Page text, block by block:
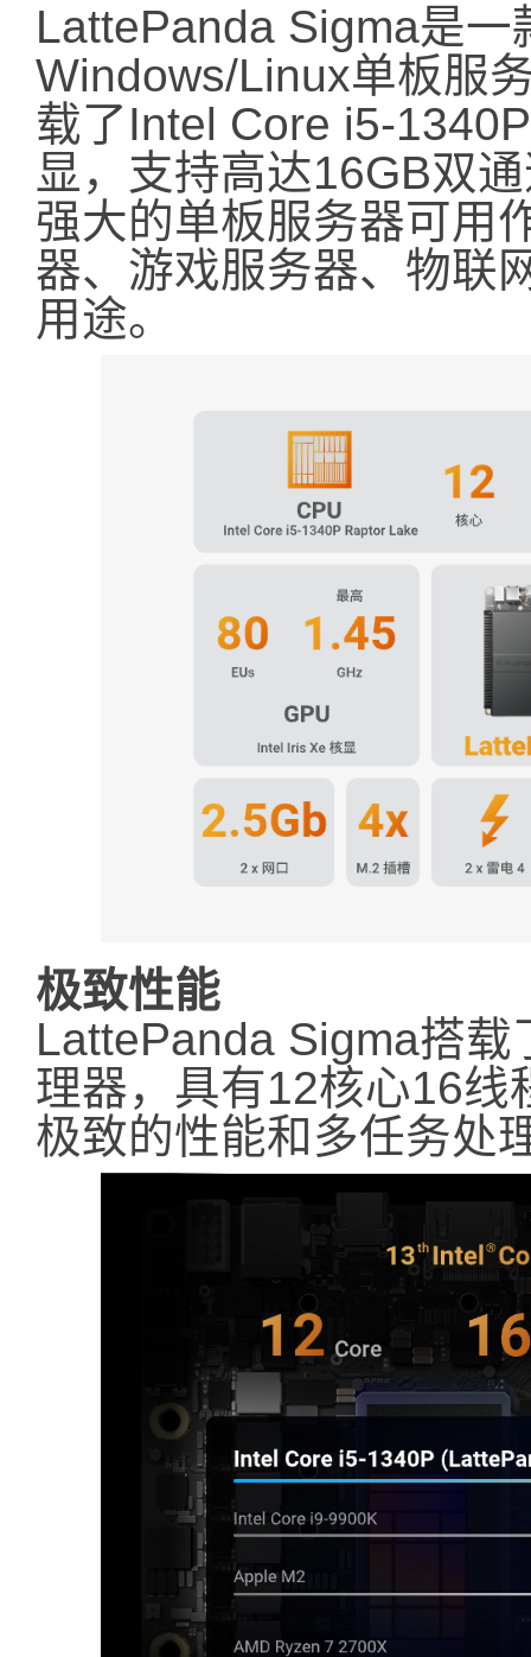
LattePanda Sigma是一
Windows/Linux单板服
载了Intel Core i5-
显，支持高达16GB双
强大的单板服务器可用
器、游戏服务器、物联
用途。
极致性能
LattePanda Sigma搭
理器，具有12核心16线
极致的性能和多任务处